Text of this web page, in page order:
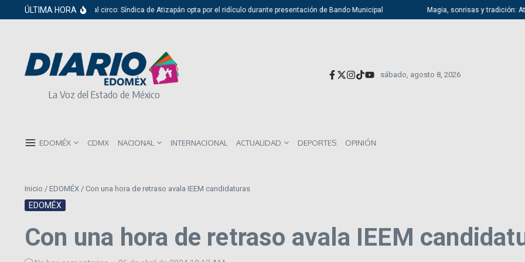
Saltar al contenido
ÚLTIMA HORA
Del cabildo al circo: Síndica de Atizapán opta por el ridículo durante presentación de Bando Municipal Magia, sonrisas y tradición:
La Voz del Estado de México
sábado, agosto 8, 2026
EDOMÉX CDMX NACIONAL INTERNACIONAL ACTUALIDAD DEPORTES OPINIÓN
Inicio / EDOMÉX / Con una hora de retraso avala IEEM candidaturas
EDOMÉX
Con una hora de retraso avala IEEM